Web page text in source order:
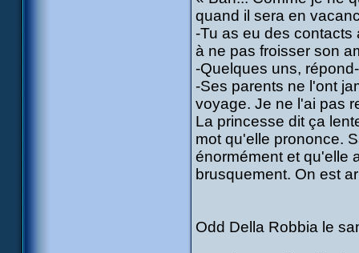
quand il sera en
-Tu as eu des contacts
à ne pas froisser son
-Quelques uns,
-Ses parents ne l'ont
voyage. Je ne l'ai pas
La princesse dit ça
mot qu'elle prononce.
énormément et qu'elle
brusquement. On est
Odd Della Robbia le